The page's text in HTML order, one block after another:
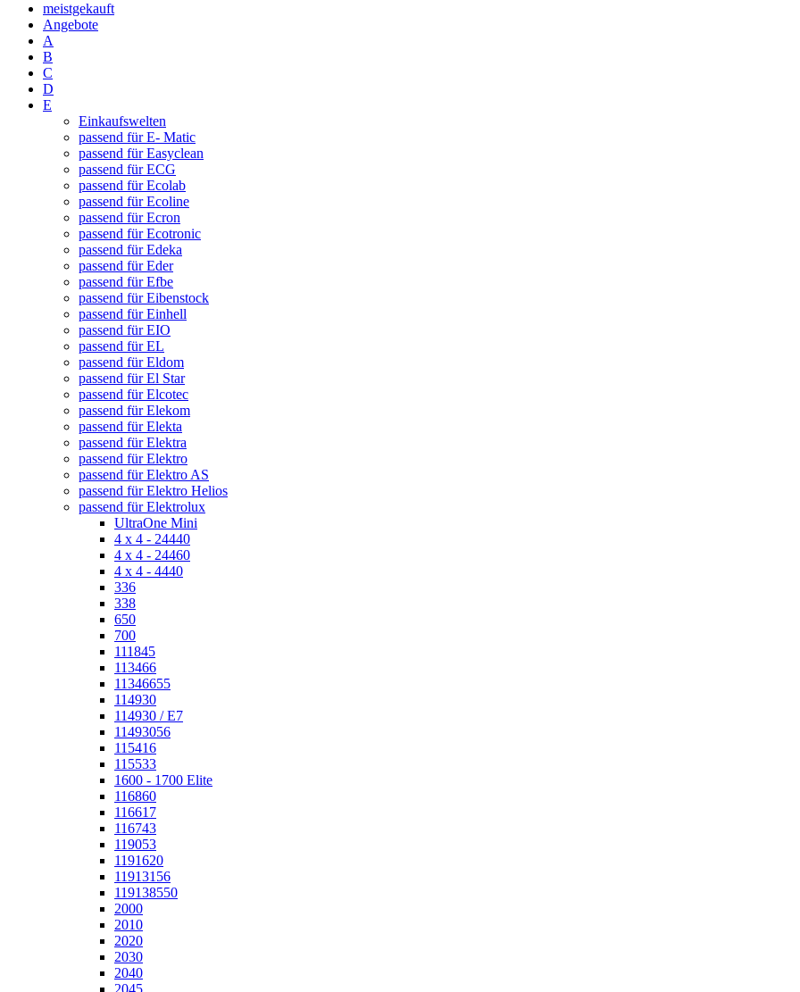
meistgekauft
Angebote
A
B
C
D
E
Einkaufswelten
passend für E- Matic
passend für Easyclean
passend für ECG
passend für Ecolab
passend für Ecoline
passend für Ecron
passend für Ecotronic
passend für Edeka
passend für Eder
passend für Efbe
passend für Eibenstock
passend für Einhell
passend für EIO
passend für EL
passend für Eldom
passend für El Star
passend für Elcotec
passend für Elekom
passend für Elekta
passend für Elektra
passend für Elektro
passend für Elektro AS
passend für Elektro Helios
passend für Elektrolux
UltraOne Mini
4 x 4 - 24440
4 x 4 - 24460
4 x 4 - 4440
336
338
650
700
111845
113466
11346655
114930
114930 / E7
11493056
115416
115533
1600 - 1700 Elite
116860
116617
116743
119053
1191620
11913156
119138550
2000
2010
2020
2030
2040